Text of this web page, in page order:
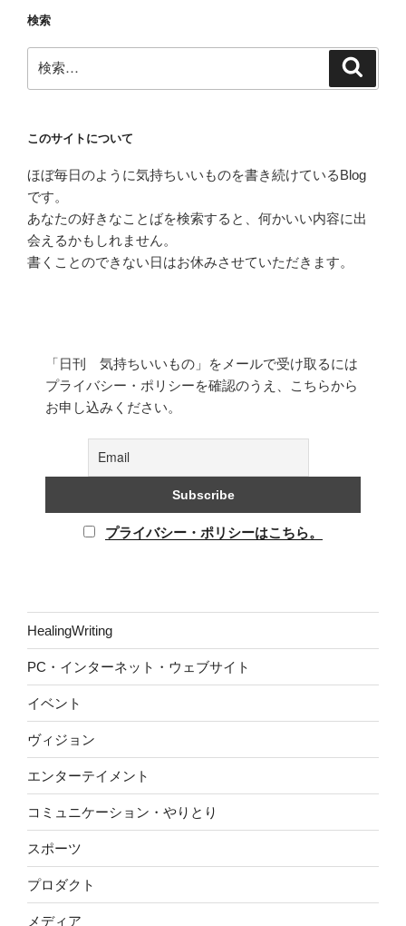
ン
検索
索:
このサイトについて
ほぼ毎日のように気持ちいいものを書き続けているBlog
です。
あなたの好きなことばを検索すると、何かいい内容に出
会えるかもしれません。
書くことのできない日はお休みさせていただきます。
「日刊 気持ちいいもの」をメールで受け取るには
プライバシー・ポリシーを確認のうえ、こちらから
お申し込みください。
プライバシー・ポリシーはこちら。
HealingWriting
PC・インターネット・ウェブサイト
イベント
ヴィジョン
エンターテイメント
コミュニケーション・やりとり
スポーツ
プロダクト
メディア